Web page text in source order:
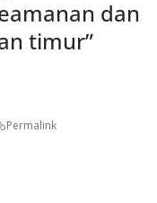
dan
timur”
Permalink